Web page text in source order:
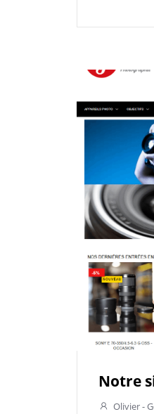
Notre
Olivier -